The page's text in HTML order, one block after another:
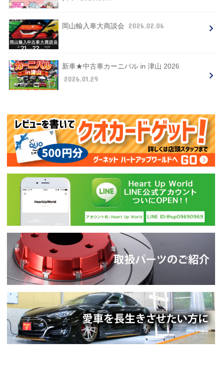
岡山輸入車大商談会 2026.02.06
新車★中古車カーニバル in 津山 2026
2026.01.29